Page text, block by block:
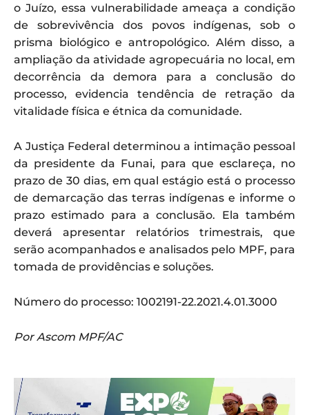
o Juízo, essa vulnerabilidade ameaça a condição
de sobrevivência dos povos indígenas, sob o
prisma biológico e antropológico. Além disso, a
ampliação da atividade agropecuária no local, em
decorrência da demora para a conclusão do
processo, evidencia tendência de retração da
vitalidade física e étnica da comunidade.
A Justiça Federal determinou a intimação pessoal
da presidente da Funai, para que esclareça, no
prazo de 30 dias, em qual estágio está o processo
de demarcação das terras indígenas e informe o
prazo estimado para a conclusão. Ela também
deverá apresentar relatórios trimestrais, que
serão acompanhados e analisados pelo MPF, para
tomada de providências e soluções.
Número do processo: 1002191-22.2021.4.01.3000
Por Ascom MPF/AC